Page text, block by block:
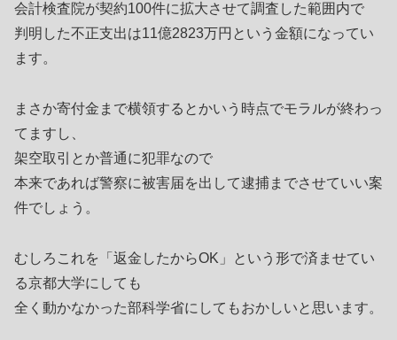
会計検査院が契約100件に拡大させて調査した範囲内で
判明した不正支出は11億2823万円という金額になってい
ます。
まさか寄付金まで横領するとかいう時点でモラルが終わっ
てますし、
架空取引とか普通に犯罪なので
本来であれば警察に被害届を出して逮捕までさせていい案
件でしょう。
むしろこれを「返金したからOK」という形で済ませてい
る京都大学にしても
全く動かなかった部科学省にしてもおかしいと思います。